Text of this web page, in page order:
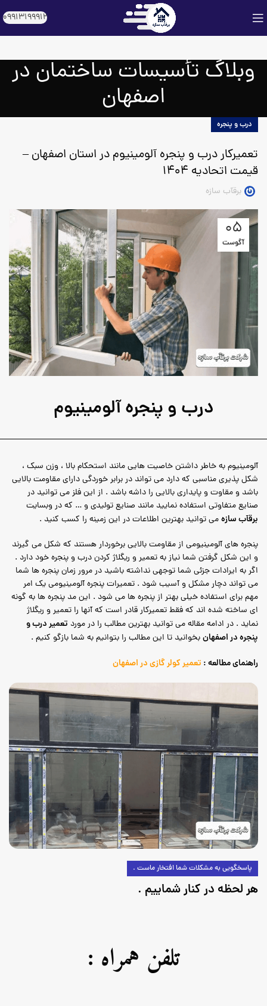
09913199912
وبلاگ تأسیسات ساختمان در
اصفهان
درب و پنجره
تعمیرکار درب و پنجره آلومینیوم در استان اصفهان –
قیمت اتحادیه 1404
برقآب سازه
05
آگوست
درب و پنجره آلومینیوم
آلومینیوم به خاطر داشتن خاصیت هایی مانند استحکام بالا ، وزن سبک ،
شکل پذیری مناسبی که دارد می تواند در برابر خوردگی دارای مقاومت بالایی
باشد و مقاوت و پایداری بالایی را داشه باشد . از این فلز می توانید در
صنایع متفاوتی استفاده نمایید مانند صنایع تولیدی و … که در وبسایت
برقآب سازهمی توانید بهترین اطلاعات در این زمینه را کسب کنید .
پنجره های آلومینیومی از مقاومت بالایی برخوردار هستند که شکل می گیرند
و این شکل گرفتن شما نیاز به تعمیر و ریگلاژ کردن درب و پنجره خود دارد .
اگر به ایرادات جزئی شما توجهی نداشته باشید در مرور زمان پنجره ها شما
می تواند دچار مشکل و آسیب شود . تعمیرات پنجره آلومینیومی یک امر
مهم برای استفاده خیلی بهتر از پنجره ها می شود . این مد پنجره ها به گونه
ای ساخته شده اند که فقط تعمیرکار قادر است که آنها را تعمیر و ریگلاژ
نماید . در ادامه مقاله می توانید بهترین مطالب را در مورد تعمیر درب و
پنجره در اصفهانبخوانید تا این مطالب را بتوانیم به شما بازگو کنیم .
راهنمای مطالعه : تعمیر کولر گازی در اصفهان
پاسخگویی به مشکلات شما افتخار ماست .
هر لحظه در کنار شماییم .
تلفن همراه :